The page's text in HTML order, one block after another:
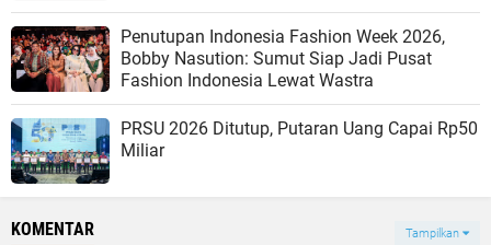
Penutupan Indonesia Fashion Week 2026,
Bobby Nasution: Sumut Siap Jadi Pusat
Fashion Indonesia Lewat Wastra
PRSU 2026 Ditutup, Putaran Uang Capai Rp50
Miliar
KOMENTAR Tampilkan